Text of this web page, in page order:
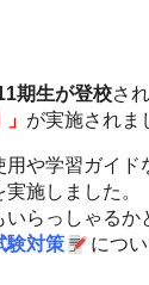
期生が登校さ
が実施されま
や学習ガイド
施しました。
いらっしゃる
験対策 につ